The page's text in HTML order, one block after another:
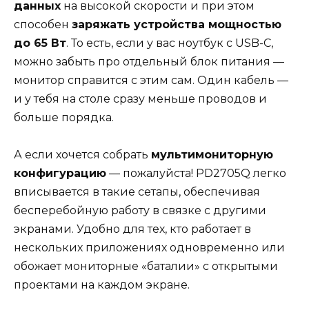
данных на высокой скорости и при этом
способен заряжать устройства мощностью
до 65 Вт. То есть, если у вас ноутбук с USB-C,
можно забыть про отдельный блок питания —
монитор справится с этим сам. Один кабель —
и у тебя на столе сразу меньше проводов и
больше порядка.
А если хочется собрать мультимониторную
конфигурацию — пожалуйста! PD2705Q легко
вписывается в такие сетапы, обеспечивая
бесперебойную работу в связке с другими
экранами. Удобно для тех, кто работает в
нескольких приложениях одновременно или
обожает мониторные «баталии» с открытыми
проектами на каждом экране.